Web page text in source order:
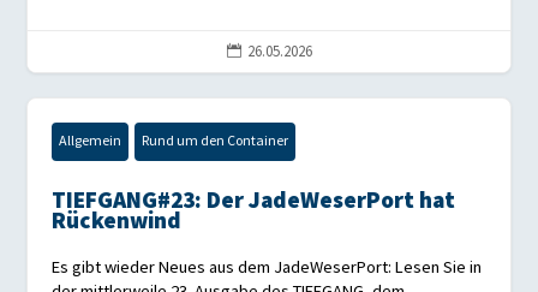
 26.05.2026
Allgemein Rund um den Container
TIEFGANG#23: Der JadeWeserPort hat
Rückenwind
Es gibt wieder Neues aus dem JadeWeserPort: Lesen Sie in